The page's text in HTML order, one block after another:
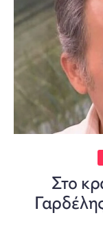
Στο